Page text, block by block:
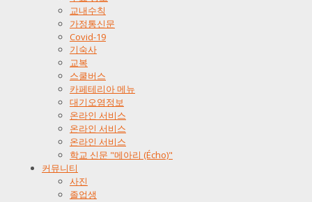
교내수칙
가정통신문
Covid-19
기숙사
교복
스쿨버스
카페테리아 메뉴
대기오염정보
온라인 서비스
온라인 서비스
온라인 서비스
학교 신문 "메아리 (Écho)"
커뮤니티
사진
졸업생